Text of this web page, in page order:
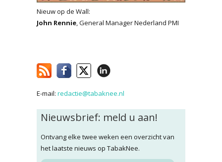
Nieuw op de Wall:
John Rennie, General Manager Nederland PMI
E-mail: redactie@tabaknee.nl
Nieuwsbrief: meld u aan!
Ontvang elke twee weken een overzicht van
het laatste nieuws op TabakNee.